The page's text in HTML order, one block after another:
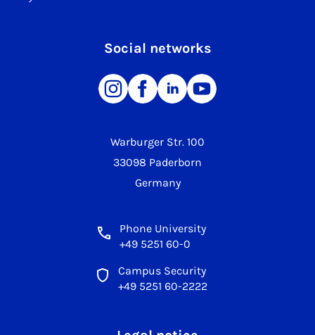
Warburger Str. 100
33098 Paderborn
Germany
Phone University
+49 5251 60-0
Campus Security
+49 5251 60-2222
Social networks